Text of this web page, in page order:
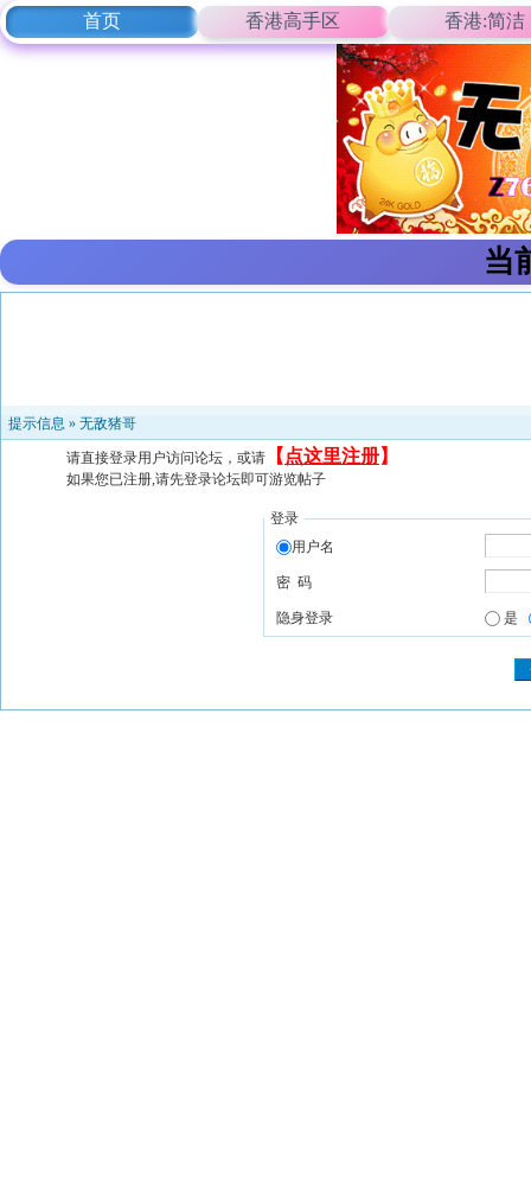
首页 香港高手区 香港:简洁
当
提示信息 » 无敌猪哥
请直接登录用户访问论坛，或请 【 点这里注册】
如果您已注册,请先登录论坛即可游览帖子
登录
用户名
密 码
隐身登录 是